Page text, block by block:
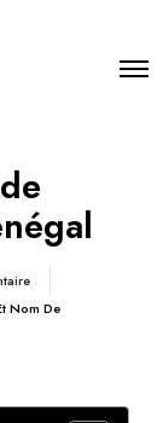
Nom De